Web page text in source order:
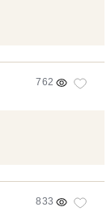
762
833